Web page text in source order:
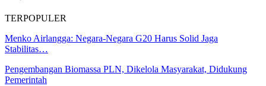
TERPOPULER
Menko Airlangga: Negara-Negara G20 Harus Solid Jaga
Stabilitas…
Pengembangan Biomassa PLN, Dikelola Masyarakat, Didukung
Pemerintah